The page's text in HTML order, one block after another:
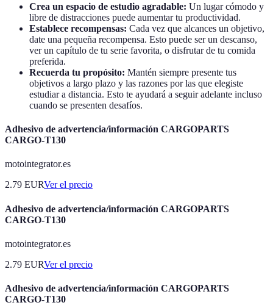
Crea un espacio de estudio agradable: Un lugar cómodo y
libre de distracciones puede aumentar tu productividad.
Establece recompensas: Cada vez que alcances un objetivo,
date una pequeña recompensa. Esto puede ser un descanso,
ver un capítulo de tu serie favorita, o disfrutar de tu comida
preferida.
Recuerda tu propósito: Mantén siempre presente tus
objetivos a largo plazo y las razones por las que elegiste
estudiar a distancia. Esto te ayudará a seguir adelante incluso
cuando se presenten desafíos.
Adhesivo de advertencia/información CARGOPARTS
CARGO-T130
motointegrator.es
2.79 EURVer el precio
Adhesivo de advertencia/información CARGOPARTS
CARGO-T130
motointegrator.es
2.79 EURVer el precio
Adhesivo de advertencia/información CARGOPARTS
CARGO-T130